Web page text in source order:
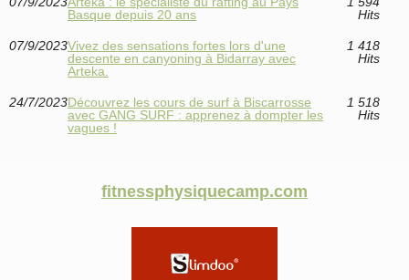
Basque depuis 20 ans
Hits
07/9/2023Vivez des sensations fortes lors d'une
descente en canyoning à Bidarray avec
Arteka.
1 418
Hits
24/7/2023Découvrez les cours de surf à Biscarrosse
avec GANG SURF : apprenez à dompter les
vagues !
1 518
Hits
fitnessphysiquecamp.com